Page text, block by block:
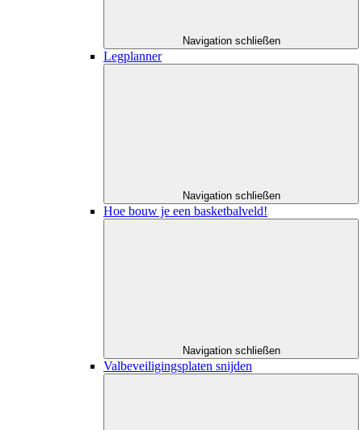
Navigation schließen
Legplanner
Navigation schließen
Hoe bouw je een basketbalveld!
Navigation schließen
Valbeveiligingsplaten snijden